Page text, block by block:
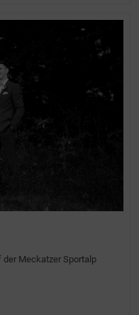
Meckatzer Sportalp